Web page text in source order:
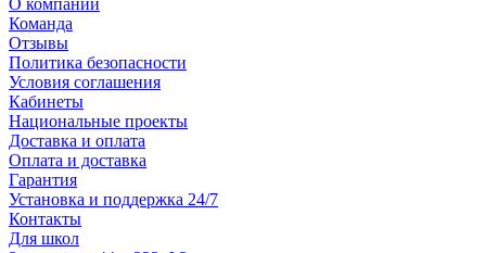
О компании
Команда
Отзывы
Политика безопасности
Условия соглашения
Кабинеты
Национальные проекты
Доставка и оплата
Оплата и доставка
Гарантия
Установка и поддержка 24/7
Контакты
Для школ